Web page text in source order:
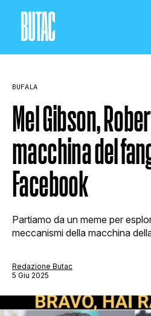
CRONACA E POLITICA
SCIENZA E TECNOLOGIA
BUFALA
Mel Gibson,
macchina del
Facebook
Partiamo da un meme per
meccanismi della macchina
Redazione Butac
5 Giu 2025